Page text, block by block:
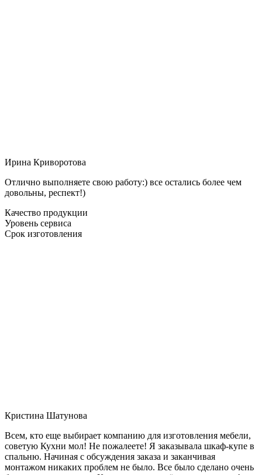
Ирина Криворотова
Отлично выполняете свою работу:) все остались более чем
довольны, респект!)
Качество продукции
Уровень сервиса
Срок изготовления
Кристина Шатунова
Всем, кто еще выбирает компанию для изготовления мебели,
советую Кухни мол! Не пожалеете! Я заказывала шкаф-купе в
спальню. Начиная с обсуждения заказа и заканчивая
монтажом никаких проблем не было. Все было сделано очень